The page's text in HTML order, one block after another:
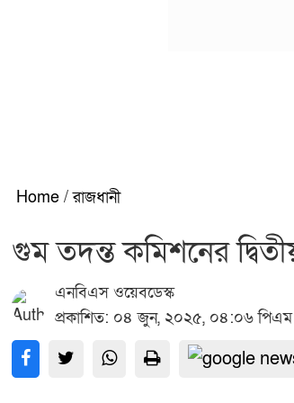
Home / রাজধানী
গুম তদন্ত কমিশনের দ্বিতীয়
এনবিএস ওয়েবডেস্ক
প্রকাশিত: ০৪ জুন, ২০২৫, ০৪:০৬ পিএম